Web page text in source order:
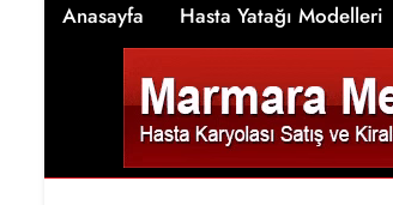
Anasayfa Hasta Yatağı Modelleri